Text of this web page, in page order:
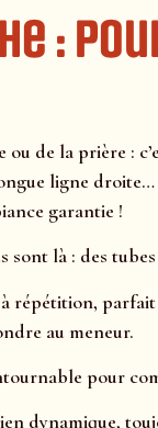
:
ou de la prière :
ligne
garantie !
sont là : des
répétition,
au meneur.
pour
dynamique,